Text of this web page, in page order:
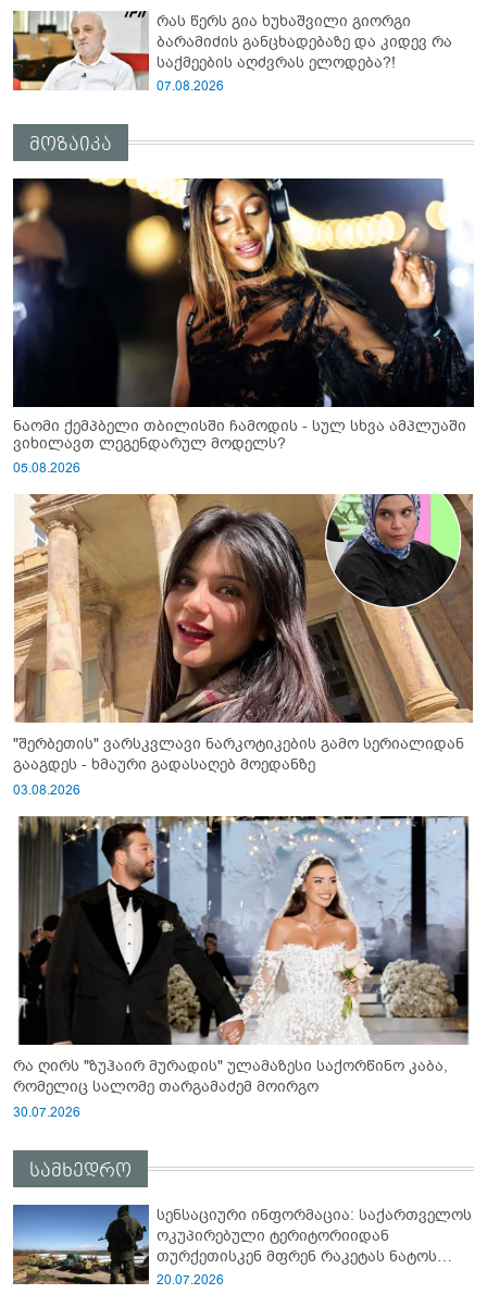
რას წერს გია ხუხაშვილი გიორგი
ბარამიძის განცხადებაზე და კიდევ რა
საქმეების აღძვრას ელოდება?!
07.08.2026
მოზაიკა
ნაომი ქემპბელი თბილისში ჩამოდის - სულ სხვა ამპლუაში
ვიხილავთ ლეგენდარულ მოდელს?
05.08.2026
"შერბეთის" ვარსკვლავი ნარკოტიკების გამო სერიალიდან
გააგდეს - ხმაური გადასაღებ მოედანზე
03.08.2026
რა ღირს "ზუჰაირ მურადის" ულამაზესი საქორწინო კაბა,
რომელიც სალომე თარგამაძემ მოირგო
30.07.2026
სამხედრო
სენსაციური ინფორმაცია: საქართველოს
ოკუპირებული ტერიტორიიდან
თურქეთისკენ მფრენ რაკეტას ნატოს
სამიტი კინაღამ ჩაუშლია
20.07.2026